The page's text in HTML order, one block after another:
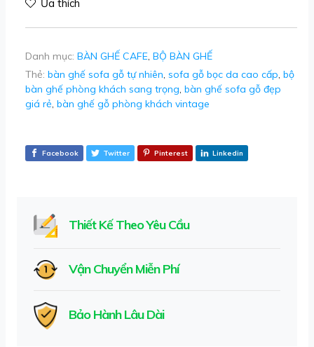
Ưa thích
Danh mục: BÀN GHẾ CAFE, BỘ BÀN GHẾ
Thẻ: bàn ghế sofa gỗ tự nhiên, sofa gỗ bọc da cao cấp, bộ
bàn ghế phòng khách sang trọng, bàn ghế sofa gỗ đẹp
giá rẻ, bàn ghế gỗ phòng khách vintage
Facebook Twitter Pinterest Linkedin
Thiết Kế Theo Yêu Cầu
Vận Chuyển Miễn Phí
Bảo Hành Lâu Dài